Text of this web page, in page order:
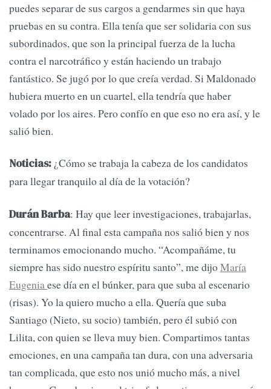
puedes separar de sus cargos a gendarmes sin que haya
pruebas en su contra. Ella tenía que ser solidaria con sus
subordinados, que son la principal fuerza de la lucha
contra el narcotráfico y están haciendo un trabajo
fantástico. Se jugó por lo que creía verdad. Si Maldonado
hubiera muerto en un cuartel, ella tendría que haber
volado por los aires. Pero confío en que eso no era así, y le
salió bien.
Noticias: ¿Cómo se trabaja la cabeza de los candidatos
para llegar tranquilo al día de la votación?
Durán Barba: Hay que leer investigaciones, trabajarlas,
concentrarse. Al final esta campaña nos salió bien y nos
terminamos emocionando mucho. “Acompañáme, tu
siempre has sido nuestro espíritu santo”, me dijoMaría
Eugeniaese día en el búnker, para que suba al escenario
(risas). Yo la quiero mucho a ella. Quería que suba
Santiago (Nieto, su socio) también, pero él subió con
Lilita, con quien se lleva muy bien. Compartimos tantas
emociones, en una campaña tan dura, con una adversaria
tan complicada, que esto nos unió mucho más, a nivel